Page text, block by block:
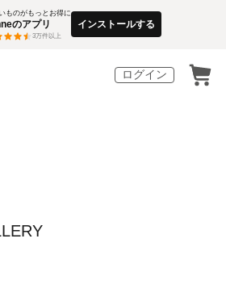
ものがもっとお得に
のアプリ
3万件以上
インストールする
ログイン